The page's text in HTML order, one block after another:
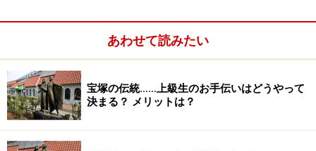
あわせて読みたい
宝塚の伝統……上級生のお手伝いはどうやって
決まる？ メリットは？